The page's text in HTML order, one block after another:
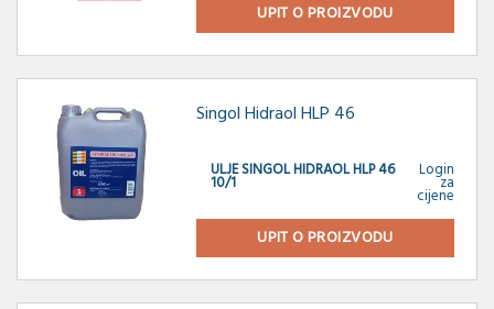
UPIT O PROIZVODU
Singol Hidraol HLP 46
ULJE SINGOL HIDRAOL HLP 46
10/1
Login
za
cijene
UPIT O PROIZVODU